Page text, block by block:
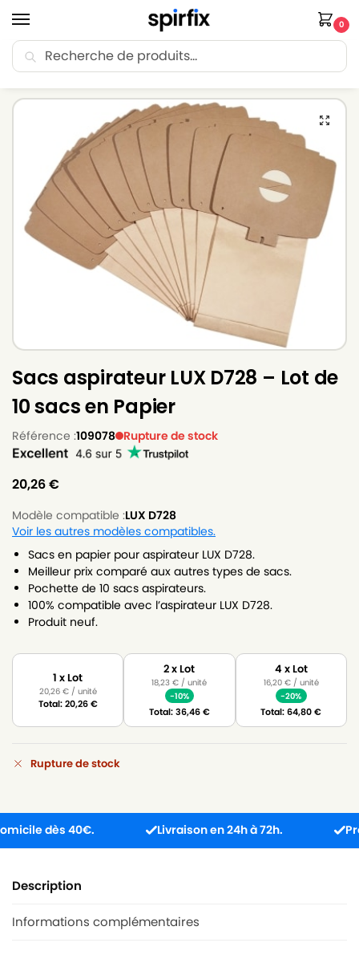
0
🚚 Livraison Point Relais offerte dès 30€ d’achat.
Sacs aspirateur LUX D728 – Lot de
10 sacs en Papier
Référence :109078 Rupture de stock
20,26€
Modèle compatible :LUX D728
Voir les autres modèles compatibles.
Sacs en papier pour aspirateur LUX D728.
Meilleur prix comparé aux autres types de sacs.
Pochette de 10 sacs aspirateurs.
100% compatible avec l’aspirateur LUX D728.
Produit neuf.
1 x Lot
20,26 €/ unité
Total:20,26€
2 x Lot
18,23€ / unité
-10%
Total:36,46€
4 x Lot
16,20 €/ unité
-20%
Total:64,80€
Rupture de stock
dès 40€. Livraison en 24h à 72h.
Description
Informations complémentaires